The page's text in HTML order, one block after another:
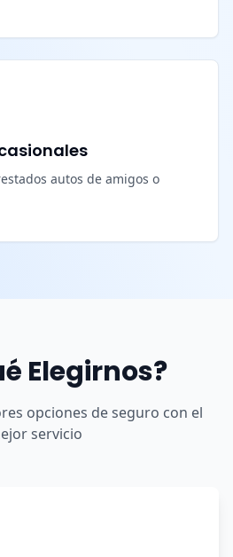
autos de amigos o
Elegirnos?
opciones de seguro con el
servicio